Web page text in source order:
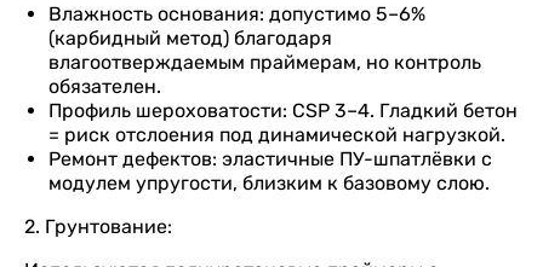
Влажность основания: допустимо 5–6%
(карбидный метод) благодаря
влагоотверждаемым праймерам, но контроль
обязателен.
Профиль шероховатости: CSP 3–4. Гладкий бетон
= риск отслоения под динамической нагрузкой.
Ремонт дефектов: эластичные ПУ-шпатлёвки с
модулем упругости, близким к базовому слою.
2. Грунтование: